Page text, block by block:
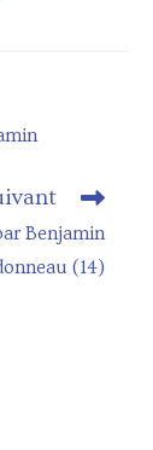
Benjamin
(14)